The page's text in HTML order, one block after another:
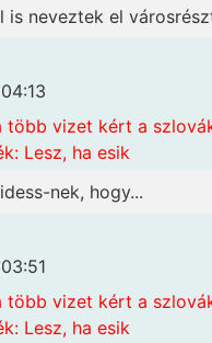
is neveztek el
több vizet kért a
Lesz, ha esik
nek, hogy...
több vizet kért a
Lesz, ha esik